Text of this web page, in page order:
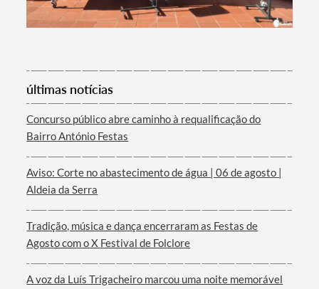
últimas notícias
Concurso público abre caminho à requalificação do
Bairro António Festas
Aviso: Corte no abastecimento de água | 06 de agosto |
Aldeia da Serra
Tradição, música e dança encerraram as Festas de
Agosto com o X Festival de Folclore
A voz da Luís Trigacheiro marcou uma noite memorável